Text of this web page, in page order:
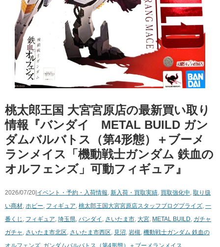
桃太郎王国 大宮宮原店の最新買い取り
情報『バンダイ METAL BUILD ガン
ダムバルバトス（第4形態）＋ブーメ
ランメイス「機動戦士ガンダム 鉄血の
オルフェンズ」可動フィギュア』
2026/07/20|イベント・予約・入荷情報 新入荷・買取実績 買取強化中 取り扱
い商材 ホビー フィギュア 桃太郎王国大宮宮原店スタッフブログプライズ 一
番くじ
フィギュア 埼玉県 バンダイ さいたま市 大宮 METAL BUILD ガチャ
ガチャ
さいたま市北区 さいたま市西区 見沼 岩槻 機動戦士ガンダム 鉄血の
オルフェンズ ガンダムバルバトス（第4形態）＋ブーメランメイス